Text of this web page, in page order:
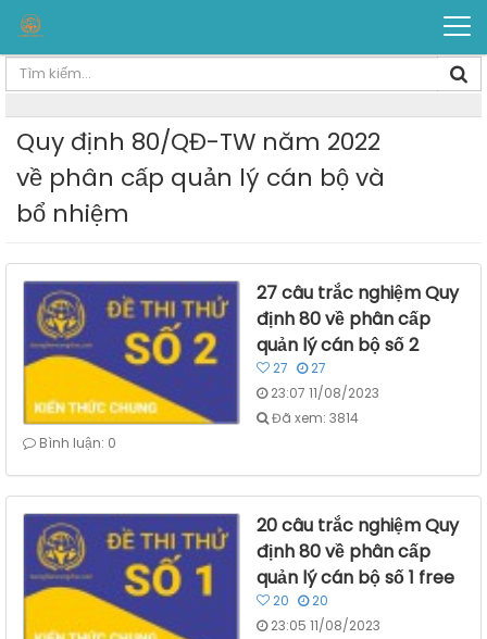
Quy định 80/QĐ-TW năm 2022
về phân cấp quản lý cán bộ và
bổ nhiệm
27 câu trắc nghiệm Quy
định 80 về phân cấp
quản lý cán bộ số 2
27
27
23:07 11/08/2023
Đã xem: 3814
Bình luận: 0
20 câu trắc nghiệm Quy
định 80 về phân cấp
quản lý cán bộ số 1 free
20
20
23:05 11/08/2023